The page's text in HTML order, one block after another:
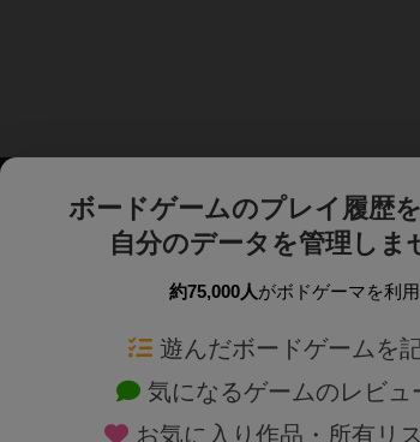
ボードゲームのプレイ履歴を
自分のデータを管理しま
約75,000人がボドゲーマを利用
遊んだボードゲームを
気になるゲームのレビュ
お気に入り作品・所有リ
ボードゲームを検索する 新作・